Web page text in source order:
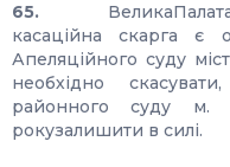
65.
касаційна скарга є
Апеляційного суду
необхідно
районного суду м.
рокузалишити в силі.